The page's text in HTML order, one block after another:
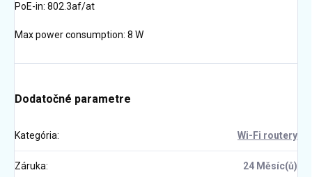
PoE-in: 802.3af/at
Max power consumption: 8 W
Dodatočné parametre
Kategória: Wi-Fi routery
Záruka: 24 Měsíc(ů)